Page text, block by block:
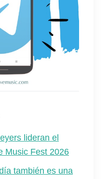
lideran el
Music Fest 2026
también es una